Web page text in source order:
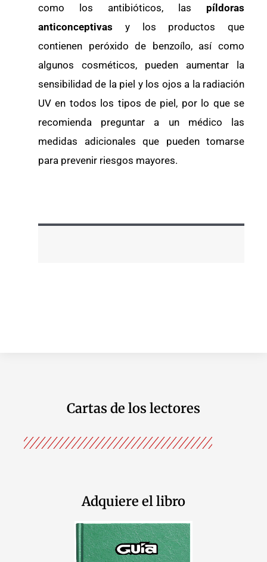
como los antibióticos, las píldoras
anticonceptivas y los productos que
contienen peróxido de benzoílo, así como
algunos cosméticos, pueden aumentar la
sensibilidad de la piel y los ojos a la radiación
UV en todos los tipos de piel, por lo que se
recomienda preguntar a un médico las
medidas adicionales que pueden tomarse
para prevenir riesgos mayores.
Cartas de los lectores
Adquiere el libro